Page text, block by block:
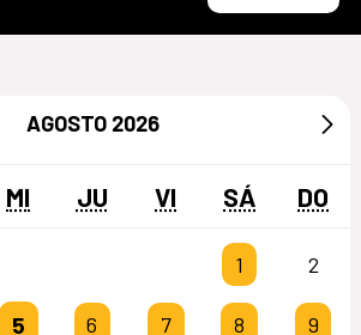
AGOSTO 2026
MI JU VI SÁ DO
1 2
5 6 7 8 9